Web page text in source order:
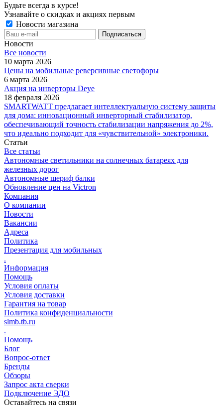
Будьте всегда в курсе!
Узнавайте о скидках и акциях первым
Новости магазина
Новости
Все новости
10 марта 2026
Цены на мобильные реверсивные светофоры
6 марта 2026
Акция на инверторы Deye
18 февраля 2026
SMARTWATT предлагает интеллектуальную систему защиты
для дома: инновационный инверторный стабилизатор,
обеспечивающий точность стабилизации напряжения до 2%,
что идеально подходит для «чувствительной» электроники.
Статьи
Все статьи
Автономные светильники на солнечных батареях для
железных дорог
Автономные шериф балки
Обновление цен на Victron
Компания
О компании
Новости
Вакансии
Адреса
Политика
Презентация для мобильных
.
Информация
Помощь
Условия оплаты
Условия доставки
Гарантия на товар
Политика конфиденциальности
slmb.tb.ru
.
Помощь
Блог
Вопрос-ответ
Бренды
Обзоры
Запрос акта сверки
Подключение ЭДО
Оставайтесь на связи